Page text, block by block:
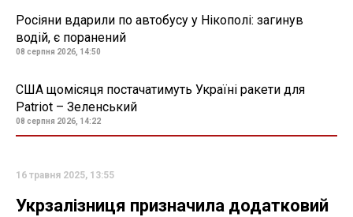
Росіяни вдарили по автобусу у Нікополі: загинув
водій, є поранений
08 серпня 2026, 14:50
США щомісяця постачатимуть Україні ракети для
Patriot – Зеленський
08 серпня 2026, 14:22
16 травня 2025, 13:55
Укрзалізниця призначила додатковий